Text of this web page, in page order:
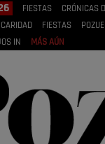
FIESTAS CRÓNICAS
CARIDAD FIESTAS
IN MÁS AÚN